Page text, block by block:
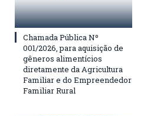
Chamada Pública Nº
001/2026, para aquisição de
gêneros alimentícios
diretamente da Agricultura
Familiar e do Empreendedor
Familiar Rural